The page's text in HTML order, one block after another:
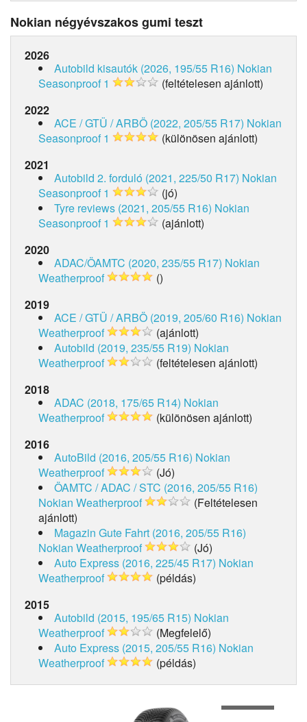
Nokian négyévszakos gumi teszt
2026
Autobild kisautók (2026, 195/55 R16) Nokian
Seasonproof 1
(feltételesen ajánlott)
2022
ACE / GTÜ / ARBÖ (2022, 205/55 R17) Nokian
Seasonproof 1
(különösen ajánlott)
2021
Autobild 2. forduló (2021, 225/50 R17) Nokian
Seasonproof 1
(jó)
Tyre reviews (2021, 205/55 R16) Nokian
Seasonproof 1
(ajánlott)
2020
ADAC/ÖAMTC (2020, 235/55 R17) Nokian
Weatherproof
()
2019
ACE / GTÜ / ARBÖ (2019, 205/60 R16) Nokian
Weatherproof
(ajánlott)
Autobild (2019, 235/55 R19) Nokian
Weatherproof
(feltételesen ajánlott)
2018
ADAC (2018, 175/65 R14) Nokian
Weatherproof
(különösen ajánlott)
2016
AutoBild (2016, 205/55 R16) Nokian
Weatherproof
(Jó)
ÖAMTC / ADAC / STC (2016, 205/55 R16)
Nokian Weatherproof
(Feltételesen
ajánlott)
Magazin Gute Fahrt (2016, 205/55 R16)
Nokian Weatherproof
(Jó)
Auto Express (2016, 225/45 R17) Nokian
Weatherproof
(példás)
2015
Autobild (2015, 195/65 R15) Nokian
Weatherproof
(Megfelelő)
Auto Express (2015, 205/55 R16) Nokian
Weatherproof
(példás)